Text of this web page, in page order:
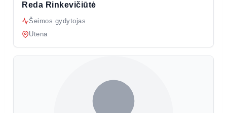
Reda Rinkevičiūtė
Šeimos gydytojas
Utena